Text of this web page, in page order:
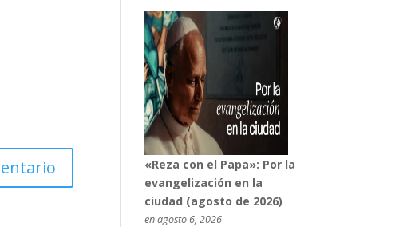
«Reza con el Papa»: Por la
evangelización en la
ciudad (agosto de 2026)
en agosto 6, 2026